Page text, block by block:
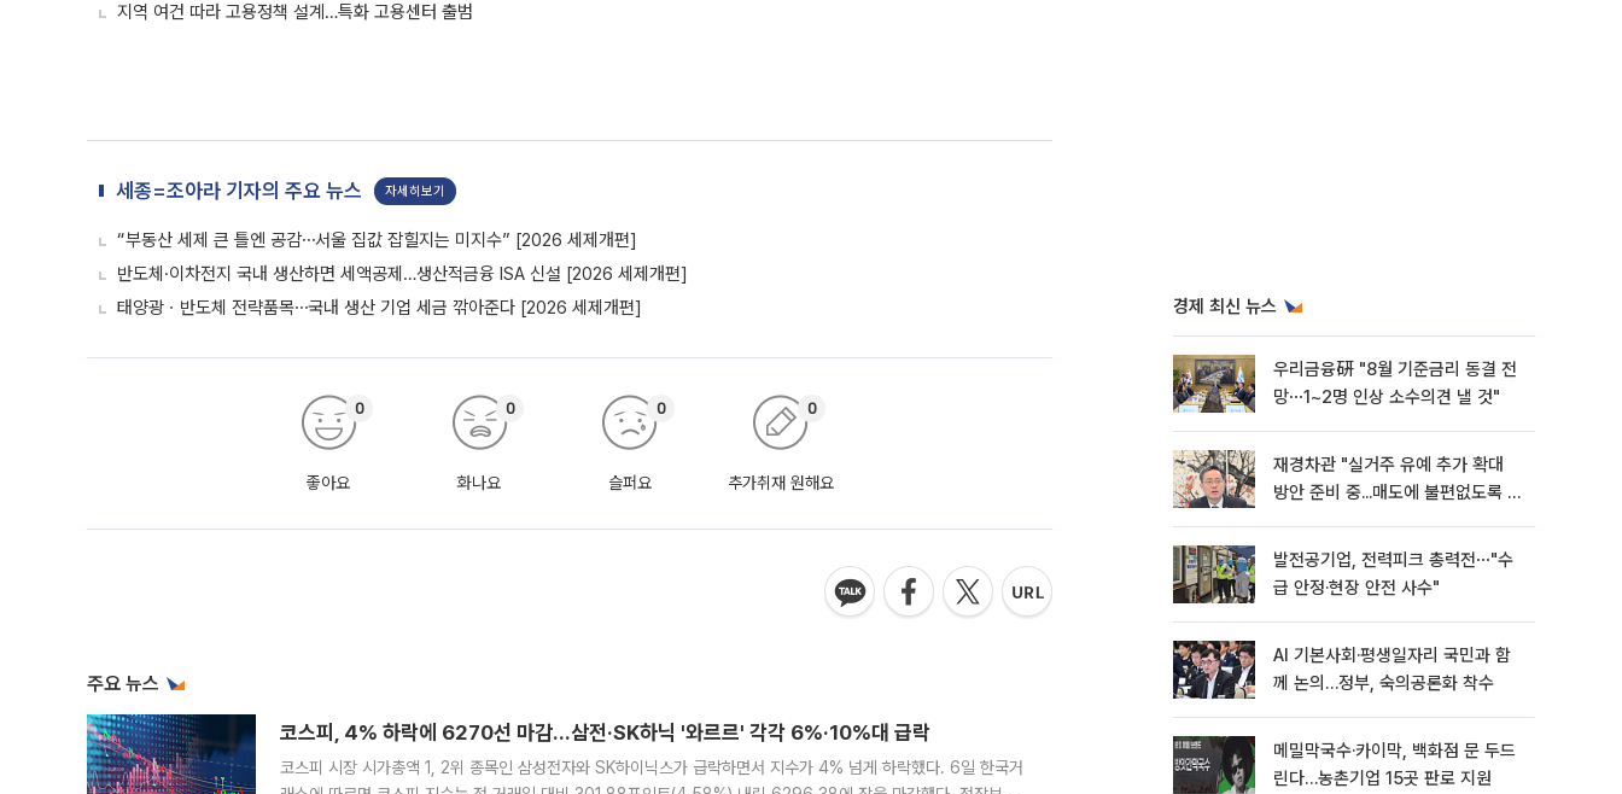
지역 여건 따라 고용정책 설계…특화 고용센터 출범
세종=조아라 기자의 주요 뉴스 자세히보기
“부동산 세제 큰 틀엔 공감⋯서울 집값 잡힐지는 미지수” [2026 세제개편]
반도체·이차전지 국내 생산하면 세액공제…생산적금융 ISA 신설 [2026 세제개편]
태양광ㆍ반도체 전략품목⋯국내 생산 기업 세금 깎아준다 [2026 세제개편]
좋아요
0
화나요
0
슬퍼요
0
추가취재 원해요
0
주요 뉴스
코스피, 4% 하락에 6270선 마감…삼전·SK하닉 '와르르' 각각 6%·10%대 급락
코스피 시장 시가총액 1, 2위 종목인 삼성전자와 SK하이닉스가 급락하면서 지수가 4% 넘게 하락했다. 6일 한국거
경제 최신 뉴스
우리금융硏 "8월 기준금리 동결 전
망⋯1~2명 인상 소수의견 낼 것"
재경차관 "실거주 유예 추가 확대
방안 준비 중...매도에 불편없도록 노
발전공기업, 전력피크 총력전⋯"수
급 안정·현장 안전 사수"
AI 기본사회·평생일자리 국민과 함
께 논의…정부, 숙의공론화 착수
메밀막국수·카이막, 백화점 문 두드
린다…농촌기업 15곳 판로 지원